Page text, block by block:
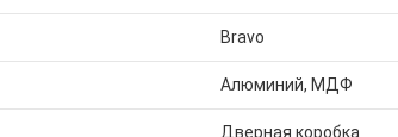
Bravo
Алюминий, МДФ
Дверная коробка